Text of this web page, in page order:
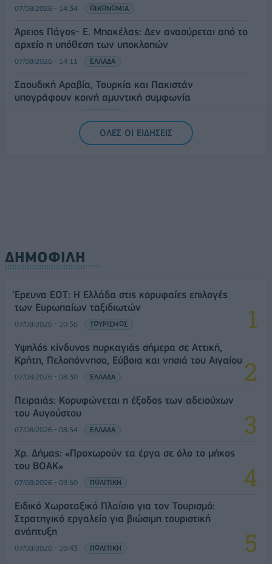
07/08/2026 - 14:34 ΟΙΚΟΝΟΜΙΑ
Άρειος Πάγος- Ε. Μπακέλας: Δεν ανασύρεται από το
αρχείο η υπόθεση των υποκλοπών
07/08/2026 - 14:11 ΕΛΛΑΔΑ
Σαουδική Αραβία, Τουρκία και Πακιστάν
υπογράφουν κοινή αμυντική συμφωνία
ΟΛΕΣ ΟΙ ΕΙΔΗΣΕΙΣ
ΔΗΜΟΦΙΛΗ
Έρευνα ΕΟΤ: Η Ελλάδα στις κορυφαίες επιλογές
των Ευρωπαίων ταξιδιωτών
07/08/2026 - 10:56 ΤΟΥΡΙΣΜΟΣ
Υψηλός κίνδυνος πυρκαγιάς σήμερα σε Αττική,
Κρήτη, Πελοπόννησο, Εύβοια και νησιά του Αιγαίου
07/08/2026 - 08:30 ΕΛΛΑΔΑ
Πειραιάς: Κορυφώνεται η έξοδος των αδειούχων
του Αυγούστου
07/08/2026 - 08:54 ΕΛΛΑΔΑ
Χρ. Δήμας: «Προχωρούν τα έργα σε όλο το μήκος
του ΒΟΑΚ»
07/08/2026 - 09:50 ΠΟΛΙΤΙΚΗ
Ειδικό Χωροταξικό Πλαίσιο για τον Τουρισμό:
Στρατηγικό εργαλείο για βιώσιμη τουριστική
ανάπτυξη
07/08/2026 - 10:43 ΠΟΛΙΤΙΚΗ